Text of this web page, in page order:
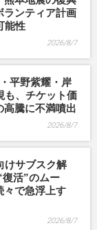
ランティア計画
能性
2026/8/7
平野紫耀・岸
も、チケット価
高騰に不満噴出
2026/8/7
けサブスク解
活”のムー
々で急浮上す
2026/8/7